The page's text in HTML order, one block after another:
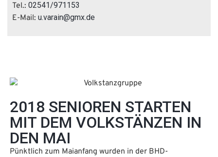
Tel.: 02541/971153
E-Mail: u.varain@gmx.de
2018 SENIOREN STARTEN
MIT DEM VOLKSTÄNZEN IN
DEN MAI
Pünktlich zum Maianfang wurden in der BHD-